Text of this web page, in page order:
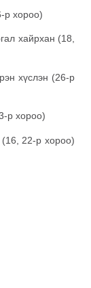
(18,
(26-р
хороо)
р хороо)